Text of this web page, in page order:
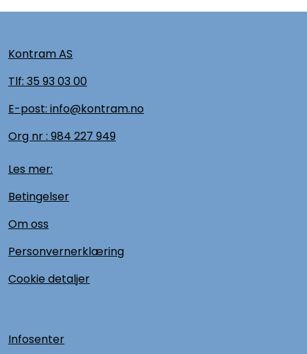
Kontram AS
Tlf: 35 93 03 00
E-post: info@kontram.no
Org nr : 984 227 949
Les mer:
Betingelser
Om oss
Personvernerklæring
Cookie detaljer
Infosenter